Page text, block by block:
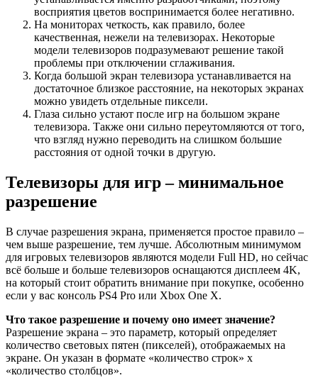
восприятия цветов воспринимается более негативно.
На мониторах четкость, как правило, более
качественная, нежели на телевизорах. Некоторые
модели телевизоров подразумевают решение такой
проблемы при отключении сглаживания.
Когда большой экран телевизора устанавливается на
достаточное близкое расстояние, на некоторых экранах
можно увидеть отдельные пиксели.
Глаза сильно устают после игр на большом экране
телевизора. Также они сильно переутомляются от того,
что взгляд нужно переводить на слишком большие
расстояния от одной точки в другую.
Телевизоры для игр – минимальное
разрешение
В случае разрешения экрана, применяется простое правило –
чем выше разрешение, тем лучше. Абсолютным минимумом
для игровых телевизоров являются модели Full HD, но сейчас
всё больше и больше телевизоров оснащаются дисплеем 4K,
на который стоит обратить внимание при покупке, особенно
если у вас консоль PS4 Pro или Xbox One X.
Что такое разрешение и почему оно имеет значение?
Разрешение экрана – это параметр, который определяет
количество световых пятен (пикселей), отображаемых на
экране. Он указан в формате «количество строк» x
«количество столбцов».